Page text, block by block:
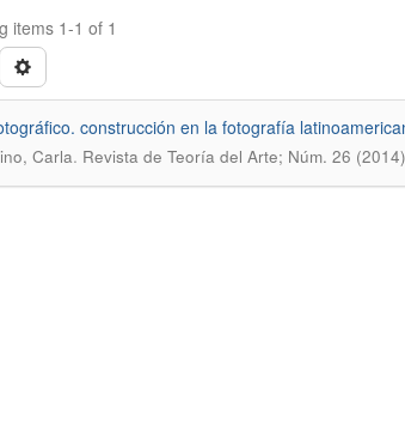
items 1-1 of 1
construcción en la fotografía
Carla. Revista de Teoría del Arte; Núm. 26